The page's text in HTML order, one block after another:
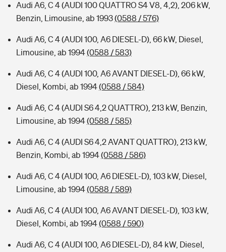
Audi A6, C 4 (AUDI 100 QUATTRO S4 V8, 4,2), 206 kW,
Benzin, Limousine, ab 1993(0588 / 576)
Audi A6, C 4 (AUDI 100, A6 DIESEL-D), 66 kW, Diesel,
Limousine, ab 1994(0588 / 583)
Audi A6, C 4 (AUDI 100, A6 AVANT DIESEL-D), 66 kW,
Diesel, Kombi, ab 1994(0588 / 584)
Audi A6, C 4 (AUDI S6 4,2 QUATTRO), 213 kW, Benzin,
Limousine, ab 1994(0588 / 585)
Audi A6, C 4 (AUDI S6 4,2 AVANT QUATTRO), 213 kW,
Benzin, Kombi, ab 1994(0588 / 586)
Audi A6, C 4 (AUDI 100, A6 DIESEL-D), 103 kW, Diesel,
Limousine, ab 1994(0588 / 589)
Audi A6, C 4 (AUDI 100, A6 AVANT DIESEL-D), 103 kW,
Diesel, Kombi, ab 1994(0588 / 590)
Audi A6, C 4 (AUDI 100, A6 DIESEL-D), 84 kW, Diesel,